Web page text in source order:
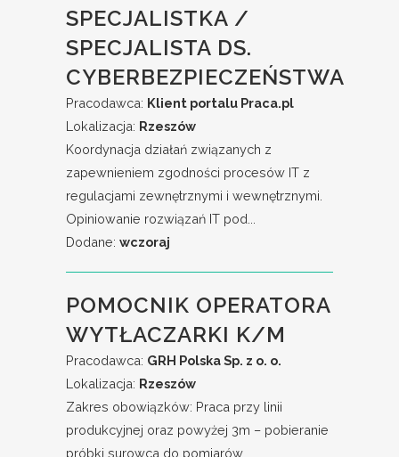
SPECJALISTKA /
SPECJALISTA DS.
CYBERBEZPIECZEŃSTWA
Pracodawca: Klient portalu Praca.pl
Lokalizacja: Rzeszów
Koordynacja działań związanych z
zapewnieniem zgodności procesów IT z
regulacjami zewnętrznymi i wewnętrznymi.
Opiniowanie rozwiązań IT pod...
Dodane: wczoraj
POMOCNIK OPERATORA
WYTŁACZARKI K/M
Pracodawca: GRH Polska Sp. z o. o.
Lokalizacja: Rzeszów
Zakres obowiązków: Praca przy linii
produkcyjnej oraz powyżej 3m – pobieranie
próbki surowca do pomiarów